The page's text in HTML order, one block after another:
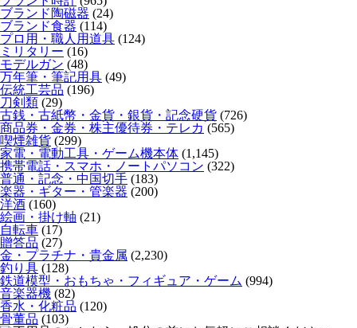
ブランド陶磁器 (24)
ブランド食器 (114)
プロ用・職人用道具 (124)
ミリタリー (16)
モデルガン (48)
万年筆・筆記用具 (49)
伝統工芸品 (196)
刀剣類 (29)
古銭・古紙幣・金貨・銀貨・記念硬貨 (726)
商品券・金券・株主優待券・テレカ (565)
喫煙雑貨 (299)
家電・電動工具・ゲーム機本体 (1,145)
携帯電話・スマホ・ノートパソコン (322)
普通・記念・中国切手 (183)
楽器・ギター・管楽器 (200)
洋酒 (160)
絵画・掛け軸 (21)
自転車 (17)
贈答品 (27)
金・プラチナ・貴金属 (2,230)
釣り具 (128)
鉄道模型・おもちゃ・フィギュア・ゲーム (994)
音楽器機 (82)
香水・化粧品 (120)
骨董品 (103)